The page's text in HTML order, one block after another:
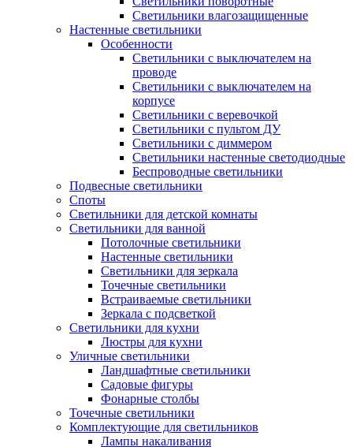
Светильники влагозащищенные
Настенные светильники
Особенности
Светильники с выключателем на
проводе
Светильники с выключателем на
корпусе
Светильники с веревочкой
Светильники с пультом ДУ
Светильники с диммером
Светильники настенные светодиодные
Беспроводные светильники
Подвесные светильники
Споты
Светильники для детской комнаты
Светильники для ванной
Потолочные светильники
Настенные светильники
Светильники для зеркала
Точечные светильники
Встраиваемые светильники
Зеркала с подсветкой
Светильники для кухни
Люстры для кухни
Уличные светильники
Ландшафтные светильники
Садовые фигуры
Фонарные столбы
Точечные светильники
Комплектующие для светильников
Лампы накаливания